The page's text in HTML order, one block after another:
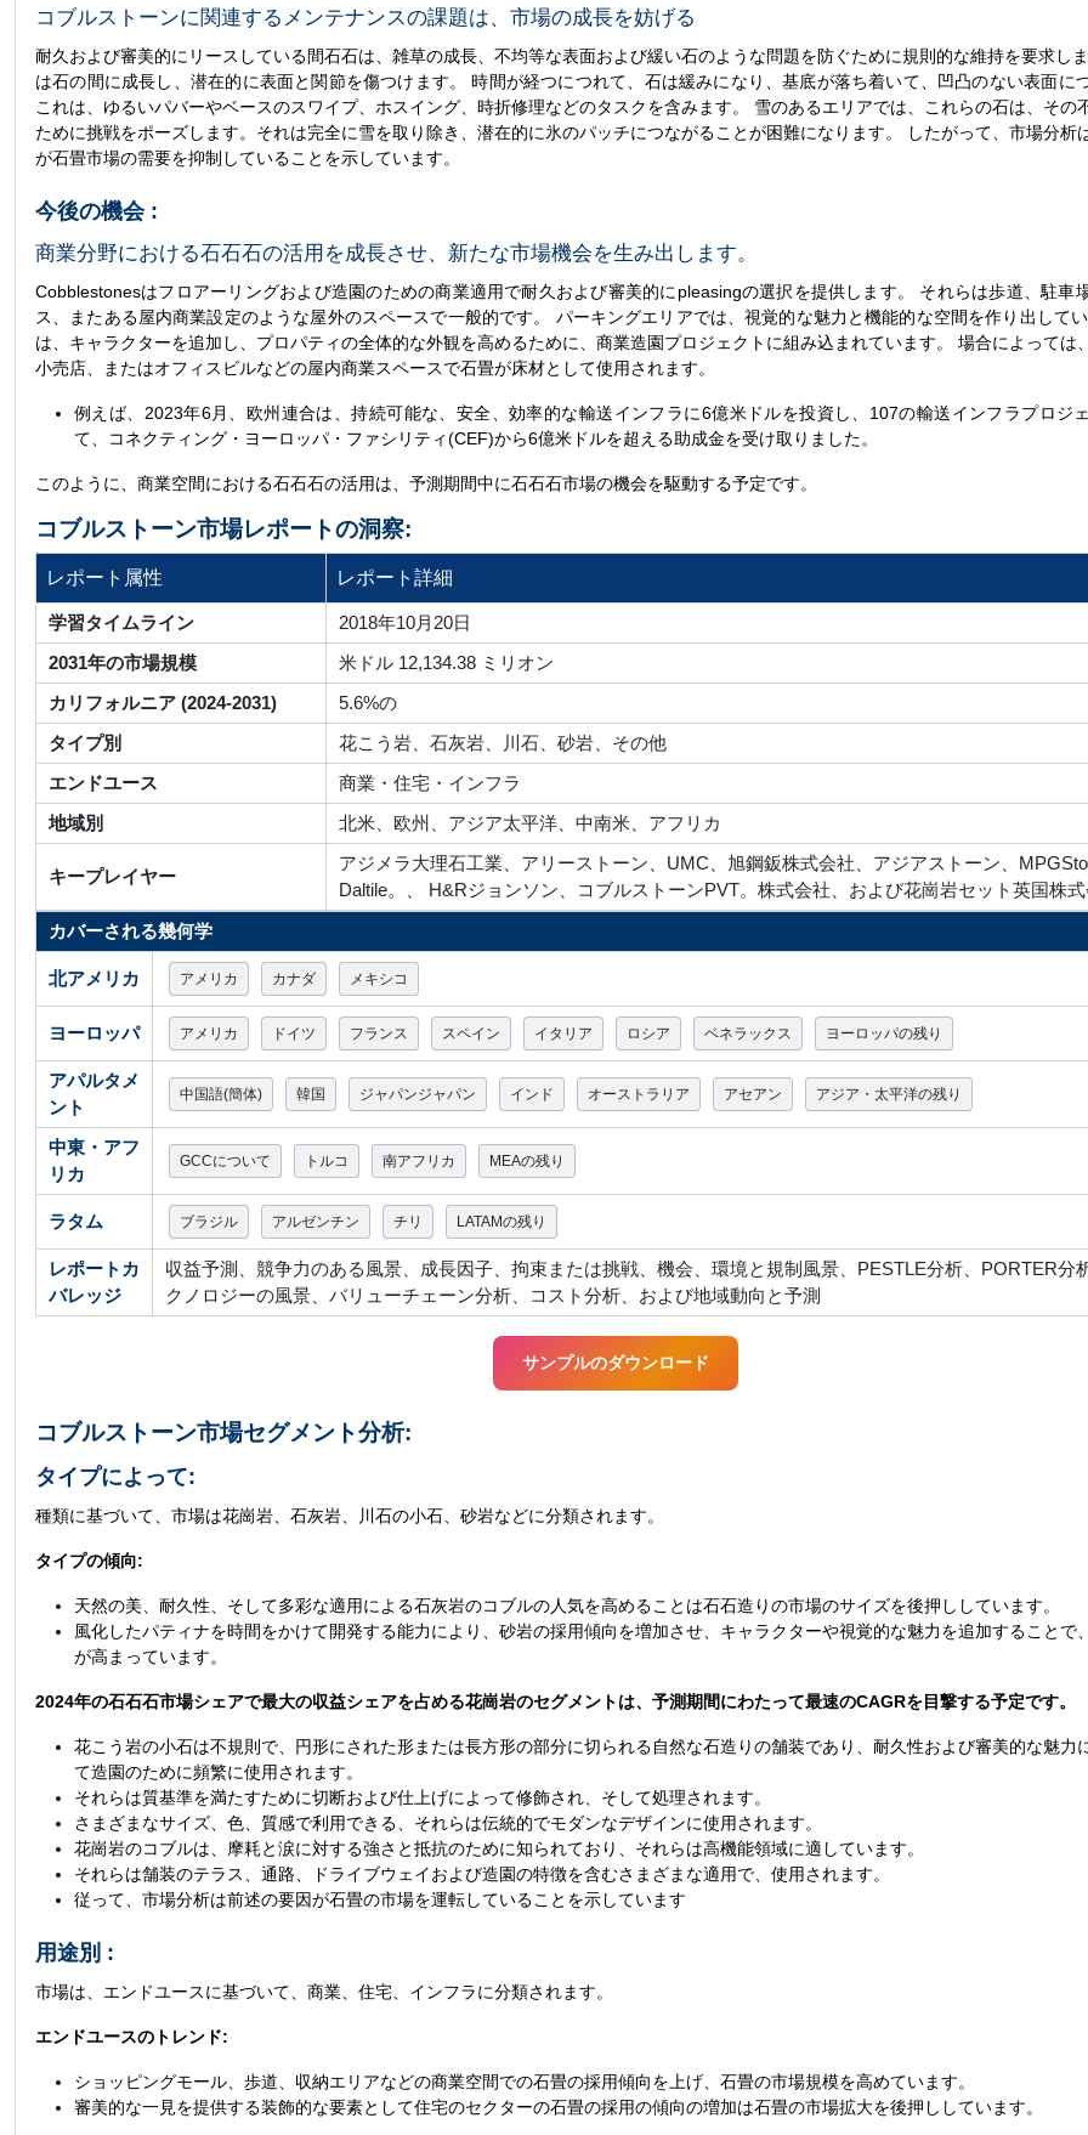
コブルストーンに関連するメンテナンスの課題は、市場の成長を妨げる
耐久および審美的にリースしている間石石は、雑草の成長、不均等な表面および緩い石のような問題を防ぐために規則的な維持を要求し
は石の間に成長し、潜在的に表面と関節を傷つけます。 時間が経つにつれて、石は緩みになり、基底が落ち着いて、凹凸のない表面に
これは、ゆるいパバーやベースのスワイプ、ホスイング、時折修理などのタスクを含みます。 雪のあるエリアでは、これらの石は、その
ために挑戦をポーズします。それは完全に雪を取り除き、潜在的に氷のパッチにつながることが困難になります。 したがって、市場分析
が石畳市場の需要を抑制していることを示しています。
今後の機会 :
商業分野における石石石の活用を成長させ、新たな市場機会を生み出します。
Cobblestonesはフロアーリングおよび造園のための商業適用で耐久および審美的にpleasingの選択を提供します。 それらは歩道、駐車
ス、またある屋内商業設定のような屋外のスペースで一般的です。 パーキングエリアでは、視覚的な魅力と機能的な空間を作り出して
は、キャラクターを追加し、プロパティの全体的な外観を高めるために、商業造園プロジェクトに組み込まれています。 場合によっては
小売店、またはオフィスビルなどの屋内商業スペースで石畳が床材として使用されます。
例えば、2023年6月、欧州連合は、持続可能な、安全、効率的な輸送インフラに6億米ドルを投資し、107の輸送インフラプロジ
て、コネクティング・ヨーロッパ・ファシリティ(CEF)から6億米ドルを超える助成金を受け取りました。
このように、商業空間における石石石の活用は、予測期間中に石石石市場の機会を駆動する予定です。
コブルストーン市場レポートの洞察:
レポート属性 レポート詳細
学習タイムライン
2018年10月20日
2031年の市場規模
米ドル 12,134.38 ミリオン
カリフォルニア (2024-2031)
5.6%の
タイプ別
花こう岩、石灰岩、川石、砂岩、その他
エンドユース
商業・住宅・インフラ
地域別
北米、欧州、アジア太平洋、中南米、アフリカ
キープレイヤー
アジメラ大理石工業、アリーストーン、UMC、旭鋼鈑株式会社、アジアストーン、
Daltile。、 H&Rジョンソン、コブルストーンPVT。株式会社、および花崗岩セット英国株式
カバーされる幾何学
北アメリカ アメリカ カナダ メキシコ
ヨーロッパ アメリカ ドイツ フランス スペイン イタリア ロシア ベネラックス ヨーロッパの残り
アパルタメ
ント
中国語(簡体) 韓国 ジャパンジャパン インド オーストラリア アセアン アジア・太平洋の残り
中東・アフ
リカ
GCCについて トルコ 南アフリカ MEAの残り
ラタム ブラジル アルゼンチン チリ LATAMの残り
レポートカ
バレッジ
収益予測、競争力のある風景、成長因子、拘束または挑戦、機会、環境と規制風景、PESTLE分析、PORTER分
クノロジーの風景、バリューチェーン分析、コスト分析、および地域動向と予測
サンプルのダウンロード
コブルストーン市場セグメント分析:
タイプによって:
種類に基づいて、市場は花崗岩、石灰岩、川石の小石、砂岩などに分類されます。
タイプの傾向:
天然の美、耐久性、そして多彩な適用による石灰岩のコブルの人気を高めることは石石造りの市場のサイズを後押ししています。
風化したパティナを時間をかけて開発する能力により、砂岩の採用傾向を増加させ、キャラクターや視覚的な魅力を追加することで
が高まっています。
2024年の石石石市場シェアで最大の収益シェアを占める花崗岩のセグメントは、予測期間にわたって最速のCAGRを目撃する予定です。
花こう岩の小石は不規則で、円形にされた形または長方形の部分に切られる自然な石造りの舗装であり、耐久性および審美的な魅力
て造園のために頻繁に使用されます。
それらは質基準を満たすために切断および仕上げによって修飾され、そして処理されます。
さまざまなサイズ、色、質感で利用できる、それらは伝統的でモダンなデザインに使用されます。
花崗岩のコブルは、摩耗と涙に対する強さと抵抗のために知られており、それらは高機能領域に適しています。
それらは舗装のテラス、通路、ドライブウェイおよび造園の特徴を含むさまざまな適用で、使用されます。
従って、市場分析は前述の要因が石畳の市場を運転していることを示しています
用途別 :
市場は、エンドユースに基づいて、商業、住宅、インフラに分類されます。
エンドユースのトレンド:
ショッピングモール、歩道、収納エリアなどの商業空間での石畳の採用傾向を上げ、石畳の市場規模を高めています。
審美的な一見を提供する装飾的な要素として住宅のセクターの石畳の採用の傾向の増加は石畳の市場拡大を後押ししています。